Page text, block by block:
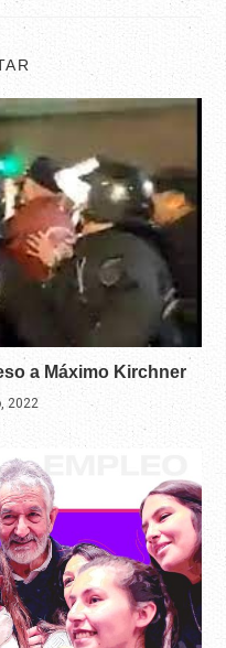
a Máximo Kirchner
2022